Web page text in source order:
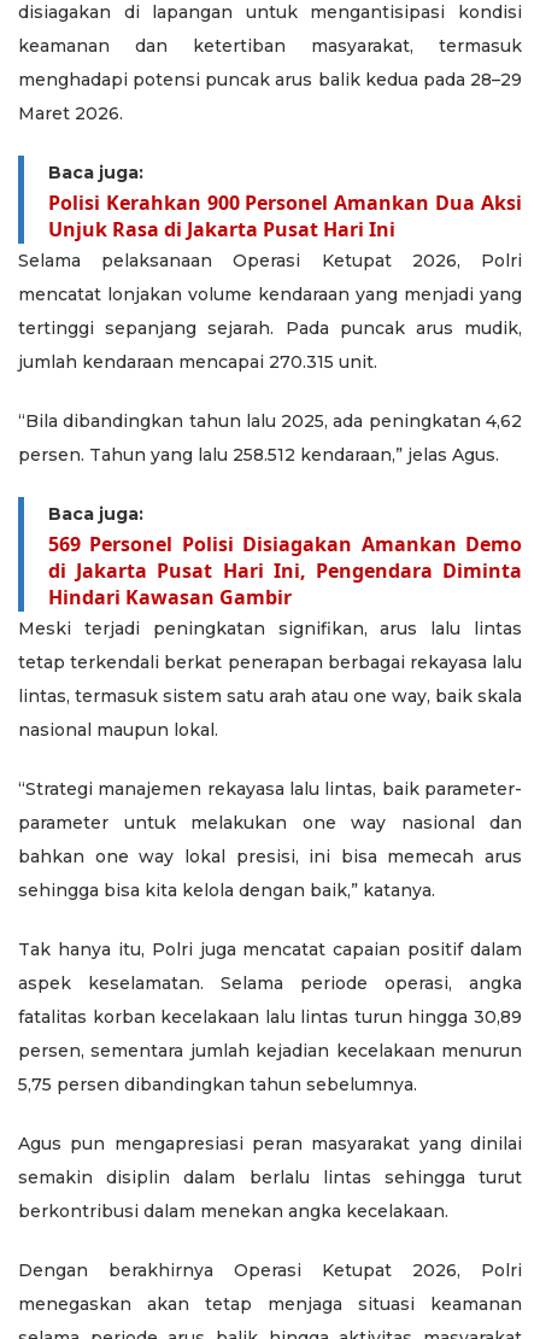
disiagakan di lapangan untuk mengantisipasi kondisi
keamanan dan ketertiban masyarakat, termasuk
menghadapi potensi puncak arus balik kedua pada 28–29
Maret 2026.
Baca juga:
Polisi Kerahkan 900 Personel Amankan Dua Aksi
Unjuk Rasa di Jakarta Pusat Hari Ini
Selama pelaksanaan Operasi Ketupat 2026, Polri
mencatat lonjakan volume kendaraan yang menjadi yang
tertinggi sepanjang sejarah. Pada puncak arus mudik,
jumlah kendaraan mencapai 270.315 unit.
“Bila dibandingkan tahun lalu 2025, ada peningkatan 4,62
persen. Tahun yang lalu 258.512 kendaraan,” jelas Agus.
Baca juga:
569 Personel Polisi Disiagakan Amankan Demo
di Jakarta Pusat Hari Ini, Pengendara Diminta
Hindari Kawasan Gambir
Meski terjadi peningkatan signifikan, arus lalu lintas
tetap terkendali berkat penerapan berbagai rekayasa lalu
lintas, termasuk sistem satu arah atau one way, baik skala
nasional maupun lokal.
“Strategi manajemen rekayasa lalu lintas, baik parameter-
parameter untuk melakukan one way nasional dan
bahkan one way lokal presisi, ini bisa memecah arus
sehingga bisa kita kelola dengan baik,” katanya.
Tak hanya itu, Polri juga mencatat capaian positif dalam
aspek keselamatan. Selama periode operasi, angka
fatalitas korban kecelakaan lalu lintas turun hingga 30,89
persen, sementara jumlah kejadian kecelakaan menurun
5,75 persen dibandingkan tahun sebelumnya.
Agus pun mengapresiasi peran masyarakat yang dinilai
semakin disiplin dalam berlalu lintas sehingga turut
berkontribusi dalam menekan angka kecelakaan.
Dengan berakhirnya Operasi Ketupat 2026, Polri
menegaskan akan tetap menjaga situasi keamanan